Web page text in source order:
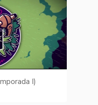
I)